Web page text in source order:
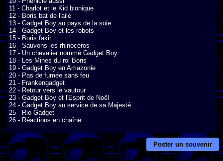
11 - Charlot et le Kid bionique
12 - Boris bat de l'aile
13 - Gadget Boy au pays de la soie
14 - Gadget Boy et les robots
15 - Boris fakir
16 - Sauvons les rhinocéros
17 - Un chevalier nommé Gadget Boy
18 - Les Mines du roi Boris
19 - Gadget Boy en Amazonie
20 - Pas de fumée sans feu
21 - Frankengadget
22 - Retour vers le vautour
23 - Gadget Boy et l'Esprit de Noël
24 - Gadget Boy au service de sa Majesté
25 - Rio Gadget
26 - Réactions en chaîne
Poster un souvenir